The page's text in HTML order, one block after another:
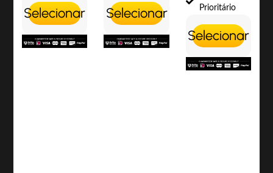
Selecionar Selecionar
Prioritário
Selecionar